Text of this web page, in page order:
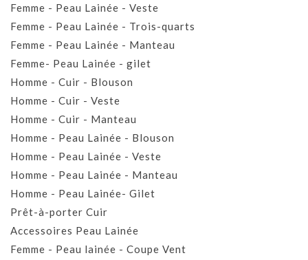
Femme - Peau Lainée - Veste
Femme - Peau Lainée - Trois-quarts
Femme - Peau Lainée - Manteau
Femme- Peau Lainée - gilet
Homme - Cuir - Blouson
Homme - Cuir - Veste
Homme - Cuir - Manteau
Homme - Peau Lainée - Blouson
Homme - Peau Lainée - Veste
Homme - Peau Lainée - Manteau
Homme - Peau Lainée- Gilet
Prêt-à-porter Cuir
Accessoires Peau Lainée
Femme - Peau lainée - Coupe Vent